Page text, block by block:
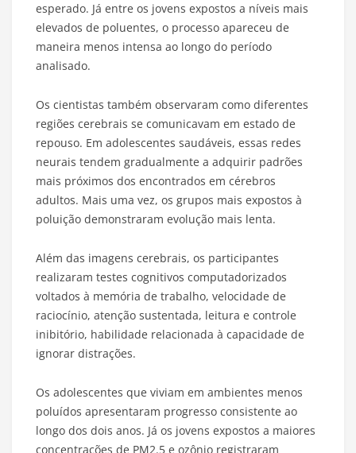
esperado. Já entre os jovens expostos a níveis mais
elevados de poluentes, o processo apareceu de
maneira menos intensa ao longo do período
analisado.
Os cientistas também observaram como diferentes
regiões cerebrais se comunicavam em estado de
repouso. Em adolescentes saudáveis, essas redes
neurais tendem gradualmente a adquirir padrões
mais próximos dos encontrados em cérebros
adultos. Mais uma vez, os grupos mais expostos à
poluição demonstraram evolução mais lenta.
Além das imagens cerebrais, os participantes
realizaram testes cognitivos computadorizados
voltados à memória de trabalho, velocidade de
raciocínio, atenção sustentada, leitura e controle
inibitório, habilidade relacionada à capacidade de
ignorar distrações.
Os adolescentes que viviam em ambientes menos
poluídos apresentaram progresso consistente ao
longo dos dois anos. Já os jovens expostos a maiores
concentrações de PM2.5 e ozônio registraram